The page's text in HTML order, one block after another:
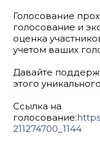
Голосование
голосование и
оценка
учетом ваших
Давайте
этого
Ссылка на
голосование:
211274700_1144